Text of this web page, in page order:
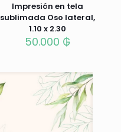
Impresión en tela
sublimada Oso lateral,
1.10 x 2.30
50.000 ₲